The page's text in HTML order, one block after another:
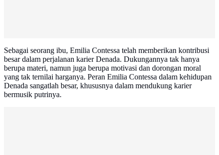
Sebagai seorang ibu, Emilia Contessa telah memberikan kontribusi
besar dalam perjalanan karier Denada. Dukungannya tak hanya
berupa materi, namun juga berupa motivasi dan dorongan moral
yang tak ternilai harganya. Peran Emilia Contessa dalam kehidupan
Denada sangatlah besar, khususnya dalam mendukung karier
bermusik putrinya.